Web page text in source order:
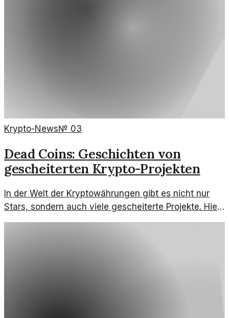
Krypto-News№ 03
Dead Coins: Geschichten von
gescheiterten Krypto-Projekten
In der Welt der Kryptowährungen gibt es nicht nur
Stars, sondern auch viele gescheiterte Projekte. Hier
sind einige der skurrilsten 'Dead Coins' auf dem